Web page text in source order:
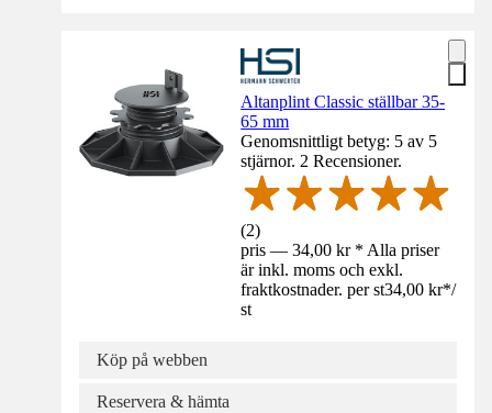
Altanplint Classic ställbar 35-
65 mm
Genomsnittligt betyg: 5 av 5
stjärnor. 2 Recensioner.
(2)
pris — 34,00 kr * Alla priser
är inkl. moms och exkl.
fraktkostnader. per st34,00 kr*/
st
Köp på webben
Reservera & hämta